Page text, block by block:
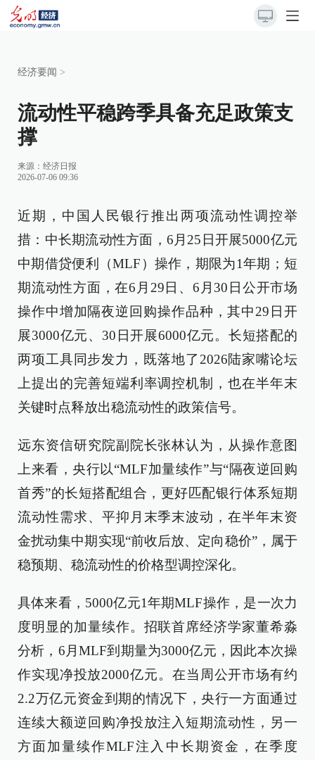
经济要闻 >
流动性平稳跨季具备充足政策支
撑
来源： 经济日报
2026-07-06 09:36
近期，中国人民银行推出两项流动性调控举
措：中长期流动性方面，6月25日开展5000亿元
中期借贷便利（MLF）操作，期限为1年期；短
期流动性方面，在6月29日、6月30日公开市场
操作中增加隔夜逆回购操作品种，其中29日开
展3000亿元、30日开展6000亿元。长短搭配的
两项工具同步发力，既落地了2026陆家嘴论坛
上提出的完善短端利率调控机制，也在半年末
关键时点释放出稳流动性的政策信号。
远东资信研究院副院长张林认为，从操作意图
上来看，央行以“MLF加量续作”与“隔夜逆回购
首秀”的长短搭配组合，更好匹配银行体系短期
流动性需求、平抑月末季末波动，在半年末资
金扰动集中期实现“前收后放、定向稳价”，属于
稳预期、稳流动性的价格型调控深化。
具体来看，5000亿元1年期MLF操作，是一次力
度明显的加量续作。招联首席经济学家董希淼
分析，6月MLF到期量为3000亿元，因此本次操
作实现净投放2000亿元。在当周公开市场有约
2.2万亿元资金到期的情况下，央行一方面通过
连续大额逆回购净投放注入短期流动性，另一
方面加量续作MLF注入中长期资金，在季度